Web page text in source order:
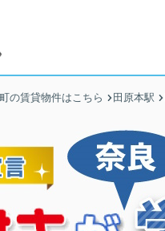
の賃貸物件はこちら 田原本駅